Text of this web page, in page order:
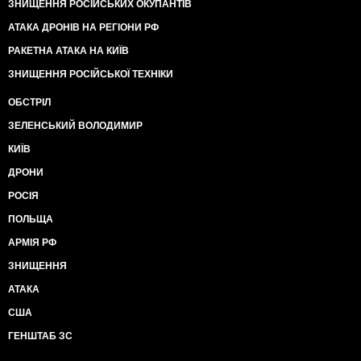
ЗНИЩЕННЯ РОСІЙСЬКИХ ОКУПАНТІВ
АТАКА ДРОНІВ НА РЕГІОНИ РФ
РАКЕТНА АТАКА НА КИЇВ
ЗНИЩЕННЯ РОСІЙСЬКОЇ ТЕХНІКИ
ОБСТРІЛ
ЗЕЛЕНСЬКИЙ ВОЛОДИМИР
КИЇВ
ДРОНИ
РОСІЯ
ПОЛЬЩА
АРМІЯ РФ
ЗНИЩЕННЯ
АТАКА
США
ГЕНШТАБ ЗС